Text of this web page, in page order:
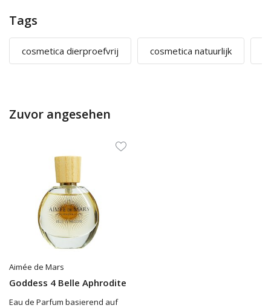
Tags
cosmetica dierproefvrij cosmetica natuurlijk
Zuvor angesehen
Aimée de Mars
Goddess 4 Belle Aphrodite
Eau de Parfum basierend auf